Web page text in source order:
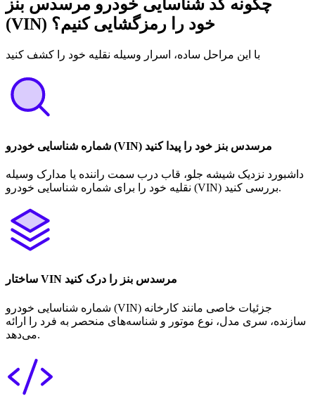
چگونه کد شناسایی خودرو مرسدس بنز
(VIN) خود را رمزگشایی کنیم؟
با این مراحل ساده، اسرار وسیله نقلیه خود را کشف کنید
شماره شناسایی خودرو (VIN) مرسدس بنز خود را پیدا کنید
داشبورد نزدیک شیشه جلو، قاب درب سمت راننده یا مدارک وسیله
نقلیه خود را برای شماره شناسایی خودرو (VIN) بررسی کنید.
ساختار VIN مرسدس بنز را درک کنید
شماره شناسایی خودرو (VIN) جزئیات خاصی مانند کارخانه
سازنده، سری مدل، نوع موتور و شناسه‌های منحصر به فرد را ارائه
می‌دهد.